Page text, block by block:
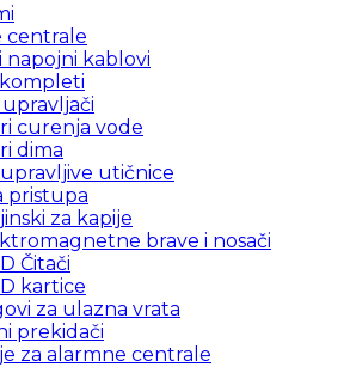
centrale
napojni kablovi
curenja vode
dima
upravljive utičnice
pristupa
za kapije
brave i nosači
Čitači
kartice
za ulazna vrata
prekidači
za alarmne centrale